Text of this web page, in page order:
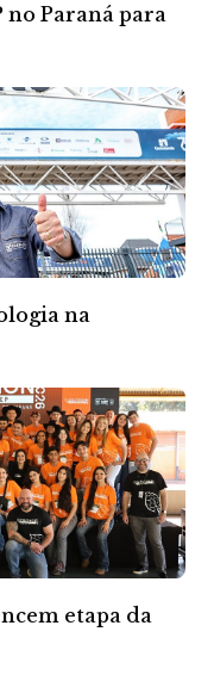
no Paraná para
na
etapa da